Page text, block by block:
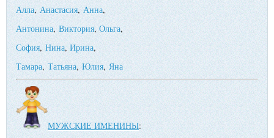
Алла,Анастасия,Анна,
Антонина,Виктория, Ольга,
София,Нина, Ирина,
Тамара,Татьяна,Юлия,Яна
МУЖСКИЕ ИМЕНИНЫ: